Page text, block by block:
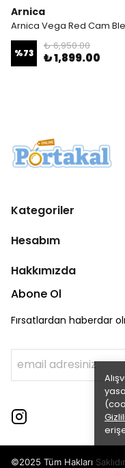
Arnica
Arnica Vega Red Cam
%73
₺ 6,950.00
₺ 1,899.00
Kategoriler
Hesabım
Hakkımızda
Abone Ol
Fırsatlardan haberdar
©2025 Tüm Hakları Saklıdır